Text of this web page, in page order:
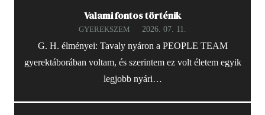
Valami fontos történik
GYEREKSZEM 2026. 07. 11.
G. H. élményei: Tavaly nyáron a PEOPLE TEAM
gyerektáborában voltam, és szerintem ez volt életem egyik
legjobb nyári…